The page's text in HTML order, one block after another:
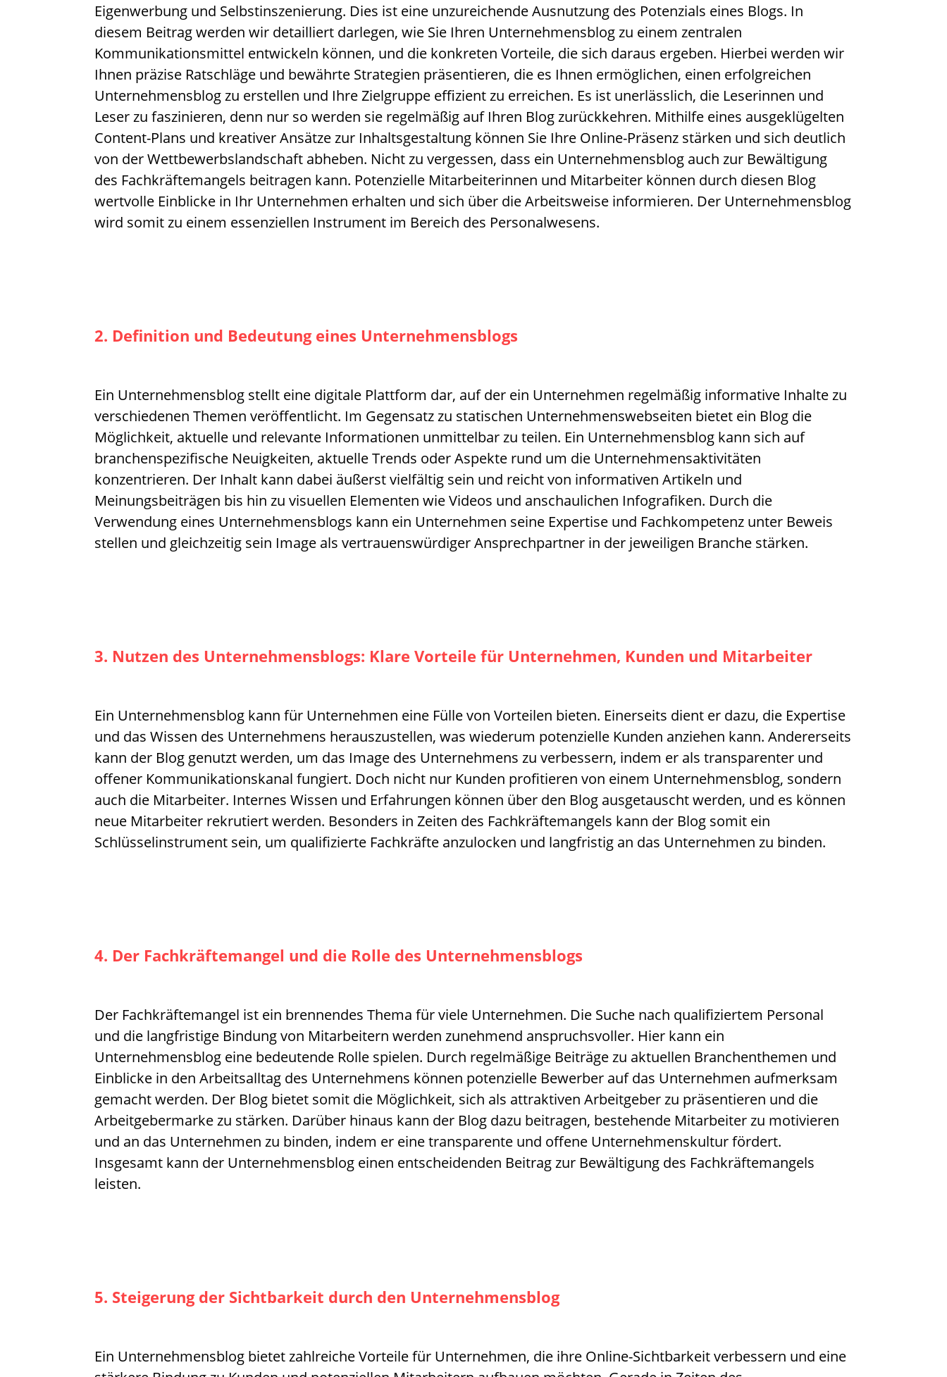
Eigenwerbung und Selbstinszenierung. Dies ist eine unzureichende Ausnutzung des Potenzials eines Blogs. In
diesem Beitrag werden wir detailliert darlegen, wie Sie Ihren Unternehmensblog zu einem zentralen
Kommunikationsmittel entwickeln können, und die konkreten Vorteile, die sich daraus ergeben. Hierbei werden wir
Ihnen präzise Ratschläge und bewährte Strategien präsentieren, die es Ihnen ermöglichen, einen erfolgreichen
Unternehmensblog zu erstellen und Ihre Zielgruppe effizient zu erreichen. Es ist unerlässlich, die Leserinnen und
Leser zu faszinieren, denn nur so werden sie regelmäßig auf Ihren Blog zurückkehren. Mithilfe eines ausgeklügelten
Content-Plans und kreativer Ansätze zur Inhaltsgestaltung können Sie Ihre Online-Präsenz stärken und sich deutlich
von der Wettbewerbslandschaft abheben. Nicht zu vergessen, dass ein Unternehmensblog auch zur Bewältigung
des Fachkräftemangels beitragen kann. Potenzielle Mitarbeiterinnen und Mitarbeiter können durch diesen Blog
wertvolle Einblicke in Ihr Unternehmen erhalten und sich über die Arbeitsweise informieren. Der Unternehmensblog
wird somit zu einem essenziellen Instrument im Bereich des Personalwesens.
2. Definition und Bedeutung eines Unternehmensblogs
Ein Unternehmensblog stellt eine digitale Plattform dar, auf der ein Unternehmen regelmäßig informative Inhalte zu
verschiedenen Themen veröffentlicht. Im Gegensatz zu statischen Unternehmenswebseiten bietet ein Blog die
Möglichkeit, aktuelle und relevante Informationen unmittelbar zu teilen. Ein Unternehmensblog kann sich auf
branchenspezifische Neuigkeiten, aktuelle Trends oder Aspekte rund um die Unternehmensaktivitäten
konzentrieren. Der Inhalt kann dabei äußerst vielfältig sein und reicht von informativen Artikeln und
Meinungsbeiträgen bis hin zu visuellen Elementen wie Videos und anschaulichen Infografiken. Durch die
Verwendung eines Unternehmensblogs kann ein Unternehmen seine Expertise und Fachkompetenz unter Beweis
stellen und gleichzeitig sein Image als vertrauenswürdiger Ansprechpartner in der jeweiligen Branche stärken.
3. Nutzen des Unternehmensblogs: Klare Vorteile für Unternehmen, Kunden und Mitarbeiter
Ein Unternehmensblog kann für Unternehmen eine Fülle von Vorteilen bieten. Einerseits dient er dazu, die Expertise
und das Wissen des Unternehmens herauszustellen, was wiederum potenzielle Kunden anziehen kann. Andererseits
kann der Blog genutzt werden, um das Image des Unternehmens zu verbessern, indem er als transparenter und
offener Kommunikationskanal fungiert. Doch nicht nur Kunden profitieren von einem Unternehmensblog, sondern
auch die Mitarbeiter. Internes Wissen und Erfahrungen können über den Blog ausgetauscht werden, und es können
neue Mitarbeiter rekrutiert werden. Besonders in Zeiten des Fachkräftemangels kann der Blog somit ein
Schlüsselinstrument sein, um qualifizierte Fachkräfte anzulocken und langfristig an das Unternehmen zu binden.
4. Der Fachkräftemangel und die Rolle des Unternehmensblogs
Der Fachkräftemangel ist ein brennendes Thema für viele Unternehmen. Die Suche nach qualifiziertem Personal
und die langfristige Bindung von Mitarbeitern werden zunehmend anspruchsvoller. Hier kann ein
Unternehmensblog eine bedeutende Rolle spielen. Durch regelmäßige Beiträge zu aktuellen Branchenthemen und
Einblicke in den Arbeitsalltag des Unternehmens können potenzielle Bewerber auf das Unternehmen aufmerksam
gemacht werden. Der Blog bietet somit die Möglichkeit, sich als attraktiven Arbeitgeber zu präsentieren und die
Arbeitgebermarke zu stärken. Darüber hinaus kann der Blog dazu beitragen, bestehende Mitarbeiter zu motivieren
und an das Unternehmen zu binden, indem er eine transparente und offene Unternehmenskultur fördert.
Insgesamt kann der Unternehmensblog einen entscheidenden Beitrag zur Bewältigung des Fachkräftemangels
leisten.
5. Steigerung der Sichtbarkeit durch den Unternehmensblog
Ein Unternehmensblog bietet zahlreiche Vorteile für Unternehmen, die ihre Online-Sichtbarkeit verbessern und eine